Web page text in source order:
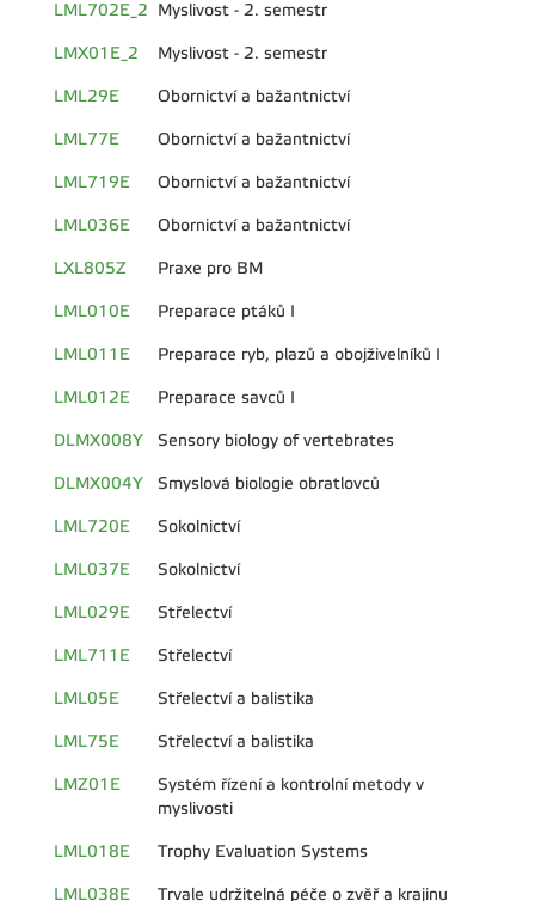
LML702E_2 Myslivost - 2. semestr
LMX01E_2 Myslivost - 2. semestr
LML29E Obornictví a bažantnictví
LML77E Obornictví a bažantnictví
LML719E Obornictví a bažantnictví
LML036E Obornictví a bažantnictví
LXL805Z Praxe pro BM
LML010E Preparace ptáků I
LML011E Preparace ryb, plazů a obojživelníků I
LML012E Preparace savců I
DLMX008Y Sensory biology of vertebrates
DLMX004Y Smyslová biologie obratlovců
LML720E Sokolnictví
LML037E Sokolnictví
LML029E Střelectví
LML711E Střelectví
LML05E Střelectví a balistika
LML75E Střelectví a balistika
LMZ01E
Systém řízení a kontrolní metody v
myslivosti
LML018E Trophy Evaluation Systems
LML038E Trvale udržitelná péče o zvěř a krajinu